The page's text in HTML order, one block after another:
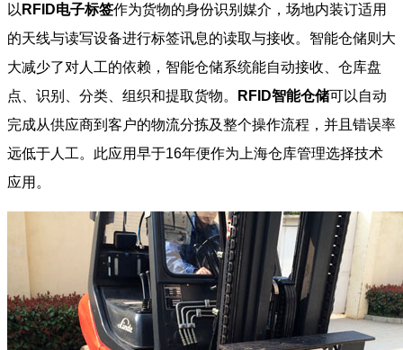
以 RFID电子标签作为货物的身份识别媒介，场地内装订适用
的天线与读写设备进行标签讯息的读取与接收。智能仓储则大
大减少了对人工的依赖，智能仓储系统能自动接收、仓库盘
点、识别、分类、组织和提取货物。
RFID智能仓储可以自动
完成从供应商到客户的物流分拣及整个操作流程，并且错误率
远低于人工。此应用早于16年便作为上海仓库管理选择技术
应用。